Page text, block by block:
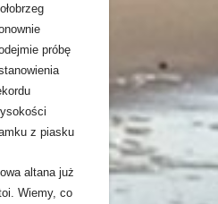
próbę
z piasku
altana już
Wiemy, co